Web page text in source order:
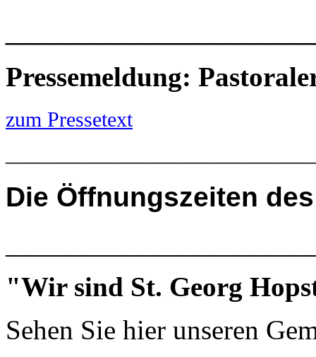
Pressemeldung:
zum Pressetext
Die Öffnungszeiten
"Wir sind St. Georg
Sehen Sie hier unseren